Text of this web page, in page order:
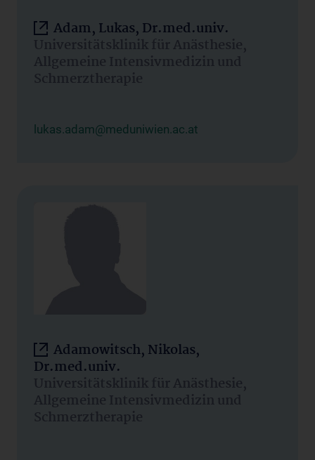
Adam, Lukas, Dr.med.univ.
Universitätsklinik für Anästhesie,
Allgemeine Intensivmedizin und
Schmerztherapie
lukas.adam@meduniwien.ac.at
Adamowitsch, Nikolas,
Dr.med.univ.
Universitätsklinik für Anästhesie,
Allgemeine Intensivmedizin und
Schmerztherapie